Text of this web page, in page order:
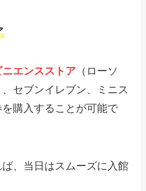
ニエンスストア （ローソ
セブンイレブン、ミニス
購入することが可能で
、当日はスムーズに入館